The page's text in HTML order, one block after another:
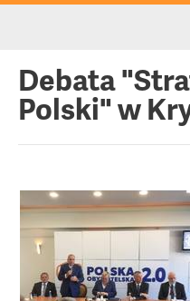
Aktualności
Senat
Moje dokonania
Debata
Polski" w